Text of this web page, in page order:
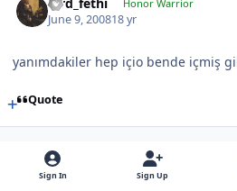
Honor Warrior
June 9, 200818 yr
yanımdakiler hep içio bende içmiş
Quote
Sign In Sign Up